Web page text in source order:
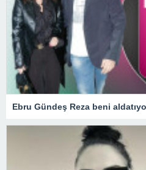
Ebru Gündeş Reza beni